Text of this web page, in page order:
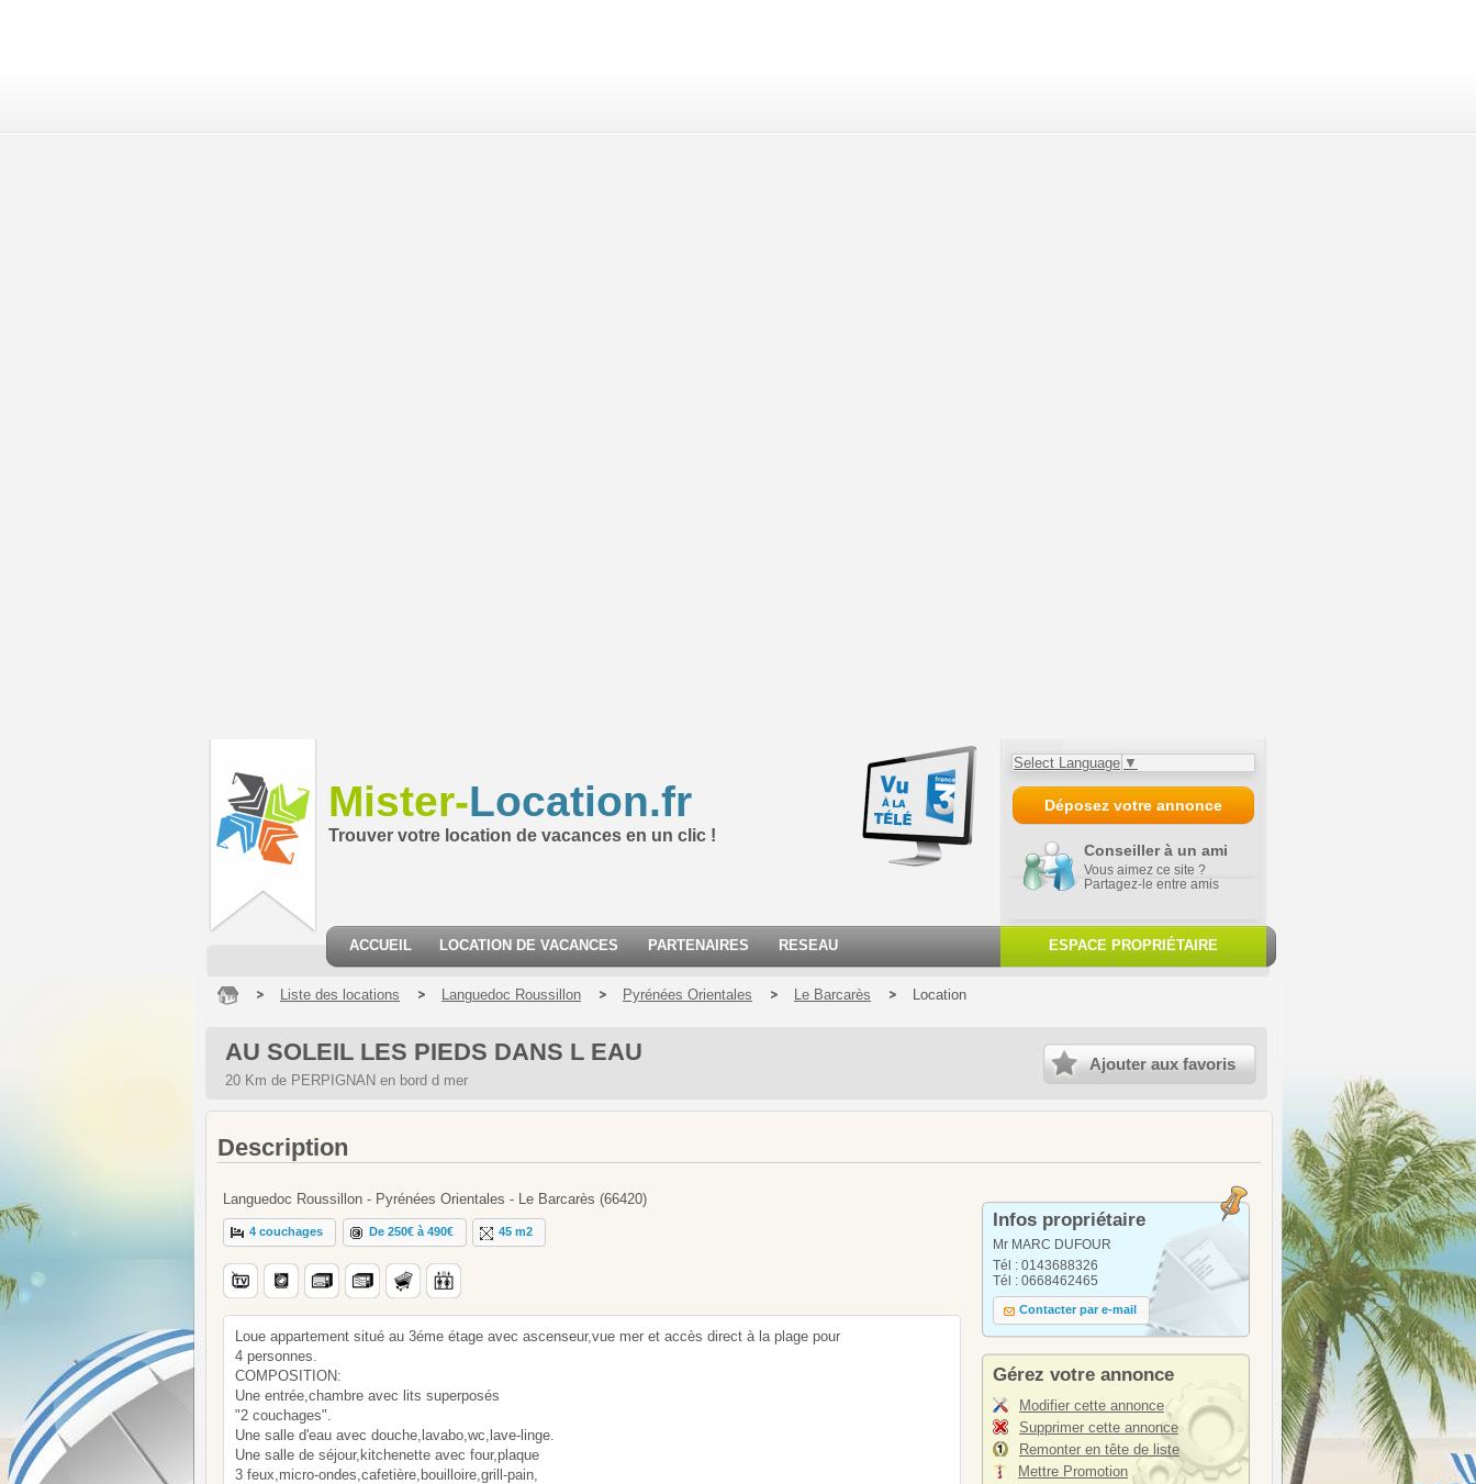
Mister-Location.fr
Trouver votre location de vacances en un clic !
Select Language ▼
Déposez votre annonce
Conseiller à un ami
Vous aimez ce site ?
Partagez-le entre amis
ACCUEIL LOCATION DE VACANCES PARTENAIRES RESEAU ESPACE PROPRIÉTAIRE
Liste des locations Languedoc Roussillon Pyrénées Orientales Le Barcarès Location
AU SOLEIL LES PIEDS DANS L EAU
20 Km de PERPIGNAN en bord d mer
Ajouter aux favoris
Description
Languedoc Roussillon - Pyrénées Orientales - Le Barcarès (66420)
4 couchages De 250€ à 490€ 45 m2
Loue appartement situé au 3éme étage avec ascenseur,vue mer et accès direct à la plage pour
4 personnes.
COMPOSITION:
Une entrée,chambre avec lits superposés
"2 couchages".
Une salle d'eau avec douche,lavabo,wc,lave-linge.
Une salle de séjour,kitchenette avec four,plaque
3 feux,micro-ondes,cafetière,bouilloire,grill-pain,
Infos propriétaire
Mr MARC DUFOUR
Tél : 0143688326
Tél : 0668462465
Contacter par e-mail
Gérez votre annonce
Modifier cette annonce
Supprimer cette annonce
Remonter en tête de liste
Mettre Promotion